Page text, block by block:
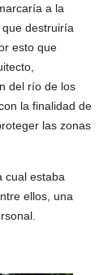
a la
destruiría
esto que
del río de los
la finalidad de
las zonas
cual estaba
ellos, una